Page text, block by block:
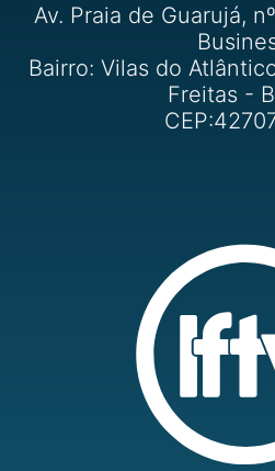
Av. Praia de Guarujá,
Bairro: Vilas do
Freitas -